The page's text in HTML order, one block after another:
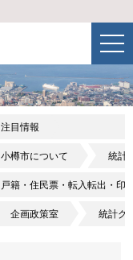
注目情報
小樽市について 統計
戸籍・住民票・転入転出・印
企画政策室 統計グ